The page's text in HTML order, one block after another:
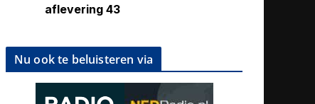
Nu ook te beluisteren via